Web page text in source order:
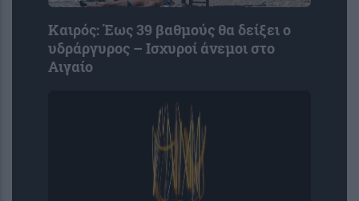
Καιρός: Έως 39 βαθμούς θα δείξει ο
υδράργυρος – Ισχυροί άνεμοι στο
Αιγαίο